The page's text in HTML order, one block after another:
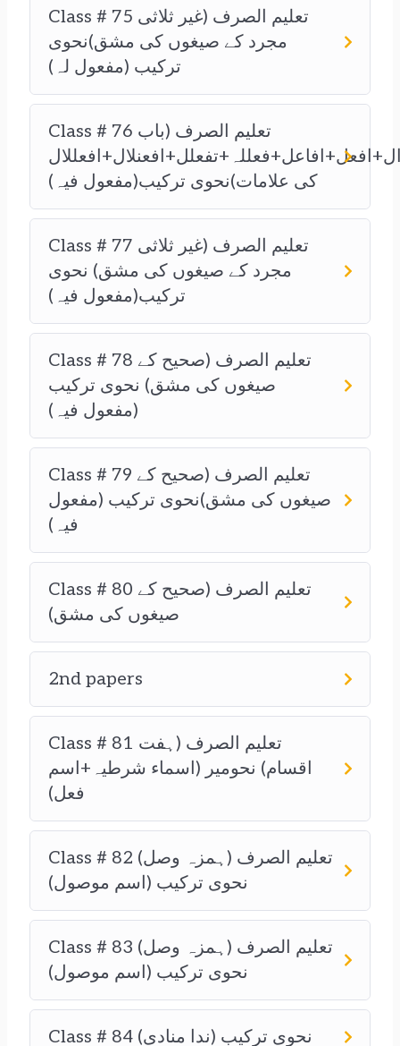
Class # 75 تعلیم الصرف (غیر ثلاثی
مجرد کے صیغوں کی مشق)نحوی
ترکیب (مفعول لہ)
Class # 76 تعلیم الصرف (باب
کی علامات)نحوی ترکیب(مفعول فیہ)
Class # 77 تعلیم الصرف (غیر ثلاثی
مجرد کے صیغوں کی مشق) نحوی
ترکیب(مفعول فیہ)
Class # 78 تعلیم الصرف (صحیح کے
صیغوں کی مشق) نحوی ترکیب
(مفعول فیہ)
Class # 79 تعلیم الصرف (صحیح کے
صیغوں کی مشق)نحوی ترکیب (مفعول
فیہ)
Class # 80 تعلیم الصرف (صحیح کے
صیغوں کی مشق)
2nd papers
Class # 81 تعلیم الصرف (ہفت
اقسام) نحومیر (اسماء شرطیہ+اسم
فعل)
Class # 82 تعلیم الصرف (ہمزہ وصل)
نحوی ترکیب (اسم موصول)
Class # 83 تعلیم الصرف (ہمزہ وصل)
نحوی ترکیب (اسم موصول)
Class # 84 نحوی ترکیب (ندا منادی)